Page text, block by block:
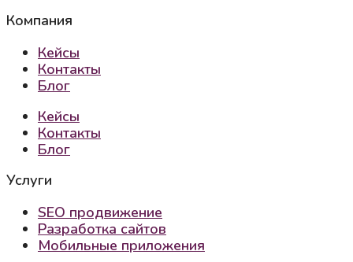
Компания
Кейсы
Контакты
Блог
Кейсы
Контакты
Блог
Услуги
SEO продвижение
Разработка сайтов
Мобильные приложения